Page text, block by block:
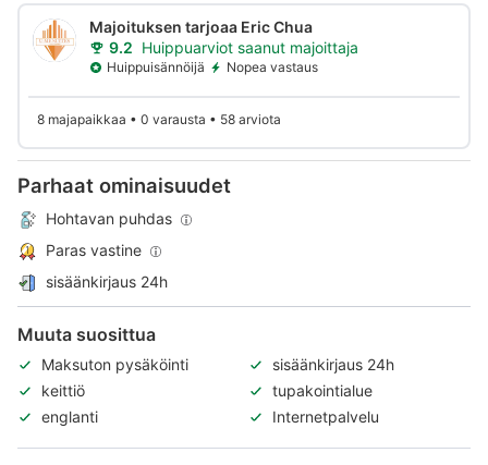
Majoituksen tarjoaa Eric Chua
9.2 Huippuarviot saanut majoittaja
Huippuisännöijä Nopea vastaus
8 majapaikkaa • 0 varausta • 58 arviota
Parhaat ominaisuudet
Hohtavan puhdas
Paras vastine
sisäänkirjaus 24h
Muuta suosittua
Maksuton pysäköinti
sisäänkirjaus 24h
keittiö
tupakointialue
englanti
Internetpalvelu